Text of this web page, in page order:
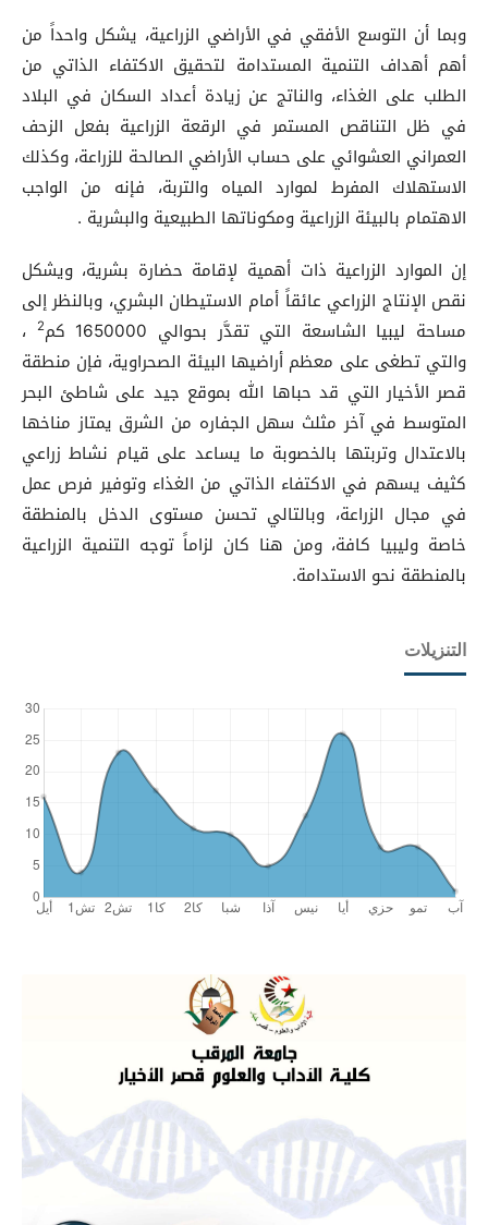
وبما أن التوسع الأفقي في الأراضي الزراعية، يشكل واحداً من
أهم أهداف التنمية المستدامة لتحقيق الاكتفاء الذاتي من
الطلب على الغذاء، والناتج عن زيادة أعداد السكان في البلاد
في ظل التناقص المستمر في الرقعة الزراعية بفعل الزحف
العمراني العشوائي على حساب الأراضي الصالحة للزراعة، وكذلك
الاستهلاك المفرط لموارد المياه والتربة، فإنه من الواجب
الاهتمام بالبيئة الزراعية ومكوناتها الطبيعية والبشرية .
إن الموارد الزراعية ذات أهمية لإقامة حضارة بشرية، ويشكل
نقص الإنتاج الزراعي عائقاً أمام الاستيطان البشري، وبالنظر إلى
مساحة ليبيا الشاسعة التي تقدَّر بحوالي 1650000 كم
2 ،
والتي تطغى على معظم أراضيها البيئة الصحراوية، فإن منطقة
قصر الأخيار التي قد حباها الله بموقع جيد على شاطئ البحر
المتوسط في آخر مثلث سهل الجفاره من الشرق يمتاز مناخها
بالاعتدال وتربتها بالخصوبة ما يساعد على قيام نشاط زراعي
كثيف يسهم في الاكتفاء الذاتي من الغذاء وتوفير فرص عمل
في مجال الزراعة، وبالتالي تحسن مستوى الدخل بالمنطقة
خاصة وليبيا كافة، ومن هنا كان لزاماً توجه التنمية الزراعية
بالمنطقة نحو الاستدامة.
التنزيلات